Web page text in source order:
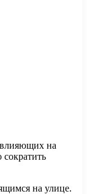
влияющих на
на улице.